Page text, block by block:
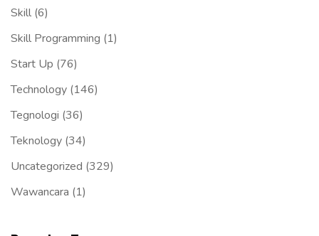
Skill (6)
Skill Programming (1)
Start Up (76)
Technology (146)
Tegnologi (36)
Teknology (34)
Uncategorized (329)
Wawancara (1)